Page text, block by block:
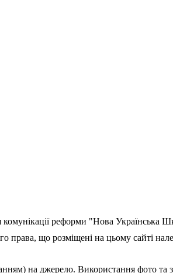
комунікації реформи "Нова Українська
права, що розміщені на цьому сайті
на джерело. Використання фото та